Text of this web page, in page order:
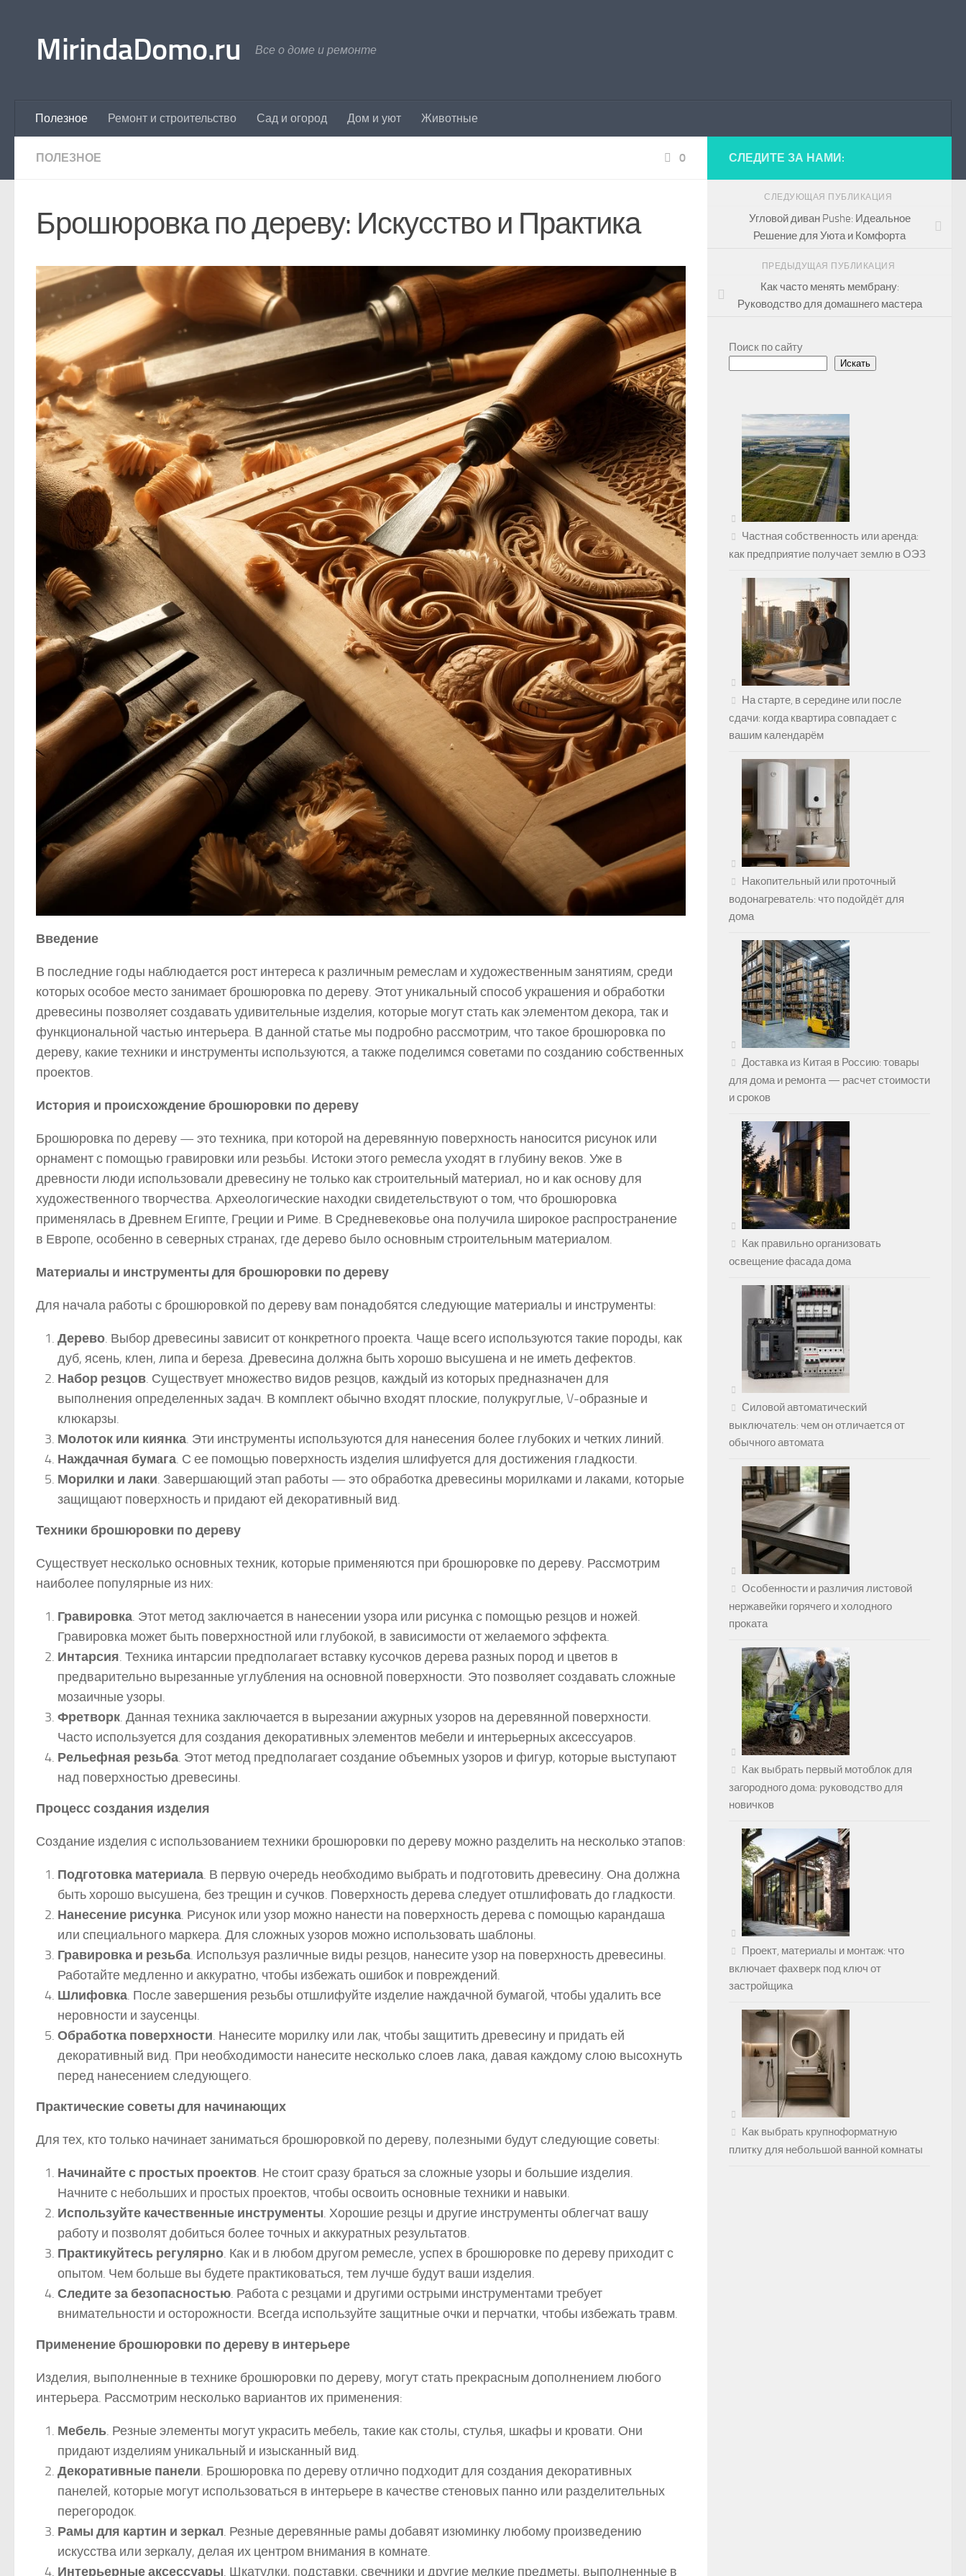
MirindaDomo.ru Все о доме и ремонте
Полезное Ремонт и строительство Сад и огород Дом и уют Животные
ПОЛЕЗНОЕ 0
Брошюровка по дереву: Искусство и Практика
Введение
В последние годы наблюдается рост интереса к различным ремеслам и художественным занятиям, среди
которых особое место занимает брошюровка по дереву. Этот уникальный способ украшения и обработки
древесины позволяет создавать удивительные изделия, которые могут стать как элементом декора, так и
функциональной частью интерьера. В данной статье мы подробно рассмотрим, что такое брошюровка по
дереву, какие техники и инструменты используются, а также поделимся советами по созданию собственных
проектов.
История и происхождение брошюровки по дереву
Брошюровка по дереву — это техника, при которой на деревянную поверхность наносится рисунок или
орнамент с помощью гравировки или резьбы. Истоки этого ремесла уходят в глубину веков. Уже в
древности люди использовали древесину не только как строительный материал, но и как основу для
художественного творчества. Археологические находки свидетельствуют о том, что брошюровка
применялась в Древнем Египте, Греции и Риме. В Средневековье она получила широкое распространение
в Европе, особенно в северных странах, где дерево было основным строительным материалом.
Материалы и инструменты для брошюровки по дереву
Для начала работы с брошюровкой по дереву вам понадобятся следующие материалы и инструменты:
Дерево. Выбор древесины зависит от конкретного проекта. Чаще всего используются такие породы, как
дуб, ясень, клен, липа и береза. Древесина должна быть хорошо высушена и не иметь дефектов.
Набор резцов. Существует множество видов резцов, каждый из которых предназначен для
выполнения определенных задач. В комплект обычно входят плоские, полукруглые, V-образные и
клюкарзы.
Молоток или киянка. Эти инструменты используются для нанесения более глубоких и четких линий.
Наждачная бумага. С ее помощью поверхность изделия шлифуется для достижения гладкости.
Морилки и лаки. Завершающий этап работы — это обработка древесины морилками и лаками, которые
защищают поверхность и придают ей декоративный вид.
Техники брошюровки по дереву
Существует несколько основных техник, которые применяются при брошюровке по дереву. Рассмотрим
наиболее популярные из них:
Гравировка. Этот метод заключается в нанесении узора или рисунка с помощью резцов и ножей.
Гравировка может быть поверхностной или глубокой, в зависимости от желаемого эффекта.
Интарсия. Техника интарсии предполагает вставку кусочков дерева разных пород и цветов в
предварительно вырезанные углубления на основной поверхности. Это позволяет создавать сложные
мозаичные узоры.
Фретворк. Данная техника заключается в вырезании ажурных узоров на деревянной поверхности.
Часто используется для создания декоративных элементов мебели и интерьерных аксессуаров.
Рельефная резьба. Этот метод предполагает создание объемных узоров и фигур, которые выступают
над поверхностью древесины.
Процесс создания изделия
Создание изделия с использованием техники брошюровки по дереву можно разделить на несколько этапов:
Подготовка материала. В первую очередь необходимо выбрать и подготовить древесину. Она должна
быть хорошо высушена, без трещин и сучков. Поверхность дерева следует отшлифовать до гладкости.
Нанесение рисунка. Рисунок или узор можно нанести на поверхность дерева с помощью карандаша
или специального маркера. Для сложных узоров можно использовать шаблоны.
Гравировка и резьба. Используя различные виды резцов, нанесите узор на поверхность древесины.
Работайте медленно и аккуратно, чтобы избежать ошибок и повреждений.
Шлифовка. После завершения резьбы отшлифуйте изделие наждачной бумагой, чтобы удалить все
неровности и заусенцы.
Обработка поверхности. Нанесите морилку или лак, чтобы защитить древесину и придать ей
декоративный вид. При необходимости нанесите несколько слоев лака, давая каждому слою высохнуть
перед нанесением следующего.
Практические советы для начинающих
Для тех, кто только начинает заниматься брошюровкой по дереву, полезными будут следующие советы:
Начинайте с простых проектов. Не стоит сразу браться за сложные узоры и большие изделия.
Начните с небольших и простых проектов, чтобы освоить основные техники и навыки.
Используйте качественные инструменты. Хорошие резцы и другие инструменты облегчат вашу
работу и позволят добиться более точных и аккуратных результатов.
Практикуйтесь регулярно. Как и в любом другом ремесле, успех в брошюровке по дереву приходит с
опытом. Чем больше вы будете практиковаться, тем лучше будут ваши изделия.
Следите за безопасностью. Работа с резцами и другими острыми инструментами требует
внимательности и осторожности. Всегда используйте защитные очки и перчатки, чтобы избежать травм.
Применение брошюровки по дереву в интерьере
Изделия, выполненные в технике брошюровки по дереву, могут стать прекрасным дополнением любого
интерьера. Рассмотрим несколько вариантов их применения:
Мебель. Резные элементы могут украсить мебель, такие как столы, стулья, шкафы и кровати. Они
придают изделиям уникальный и изысканный вид.
Декоративные панели. Брошюровка по дереву отлично подходит для создания декоративных
панелей, которые могут использоваться в интерьере в качестве стеновых панно или разделительных
перегородок.
Рамы для картин и зеркал. Резные деревянные рамы добавят изюминку любому произведению
искусства или зеркалу, делая их центром внимания в комнате.
Интерьерные аксессуары. Шкатулки, подставки, свечники и другие мелкие предметы, выполненные в
СЛЕДИТЕ ЗА НАМИ:
СЛЕДУЮЩАЯ ПУБЛИКАЦИЯ
Угловой диван Pushe: Идеальное
Решение для Уюта и Комфорта
ПРЕДЫДУЩАЯ ПУБЛИКАЦИЯ
Как часто менять мембрану:
Руководство для домашнего мастера
Поиск по сайту
Искать
Частная собственность или аренда:
как предприятие получает землю в ОЭЗ
На старте, в середине или после
сдачи: когда квартира совпадает с
вашим календарём
Накопительный или проточный
водонагреватель: что подойдёт для
дома
Доставка из Китая в Россию: товары
для дома и ремонта — расчет стоимости
и сроков
Как правильно организовать
освещение фасада дома
Силовой автоматический
выключатель: чем он отличается от
обычного автомата
Особенности и различия листовой
нержавейки горячего и холодного
проката
Как выбрать первый мотоблок для
загородного дома: руководство для
новичков
Проект, материалы и монтаж: что
включает фахверк под ключ от
застройщика
Как выбрать крупноформатную
плитку для небольшой ванной комнаты